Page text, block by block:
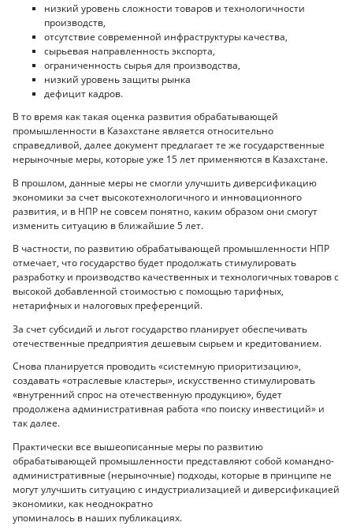
низкий уровень сложности товаров и технологичности
производств,
отсутствие современной инфраструктуры качества,
сырьевая направленность экспорта,
ограниченность сырья для производства,
низкий уровень защиты рынка
дефицит кадров.
В то время как такая оценка развития обрабатывающей
промышленности в Казахстане является относительно
справедливой, далее документ предлагает те же государственные
нерыночные меры, которые уже 15 лет применяются в Казахстане.
В прошлом, данные меры не смогли улучшить диверсификацию
экономики за счет высокотехнологичного и инновационного
развития, и в НПР не совсем понятно, каким образом они смогут
изменить ситуацию в ближайшие 5 лет.
В частности, по развитию обрабатывающей промышленности НПР
отмечает, что государство будет продолжать стимулировать
разработку и производство качественных и технологичных товаров с
высокой добавленной стоимостью с помощью тарифных,
нетарифных и налоговых преференций.
За счет субсидий и льгот государство планирует обеспечивать
отечественные предприятия дешевым сырьем и кредитованием.
Снова планируется проводить «системную приоритизацию»,
создавать «отраслевые кластеры», искусственно стимулировать
«внутренний спрос на отечественную продукцию», будет
продолжена административная работа «по поиску инвестиций» и
так далее.
Практически все вышеописанные меры по развитию
обрабатывающей промышленности представляют собой командно-
административные (нерыночные) подходы, которые в принципе не
могут улучшить ситуацию с индустриализацией и диверсификацией
экономики, как неоднократно
упоминалось в наших публикациях.